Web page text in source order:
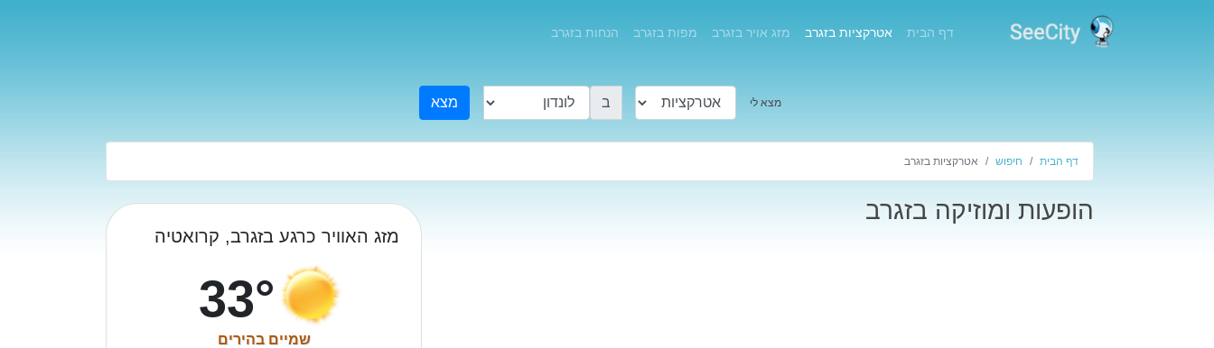
דף הבית(current) אטרקציות בזגרב מזג אויר בזגרב מפות בזגרב הנחות בזגרב
מצא לי ב מצא
דף הבית חיפוש אטרקציות בזגרב
הופעות ומוזיקה בזגרב
מזג האוויר כרגע בזגרב, קרואטיה
33°
שמיים בהירים